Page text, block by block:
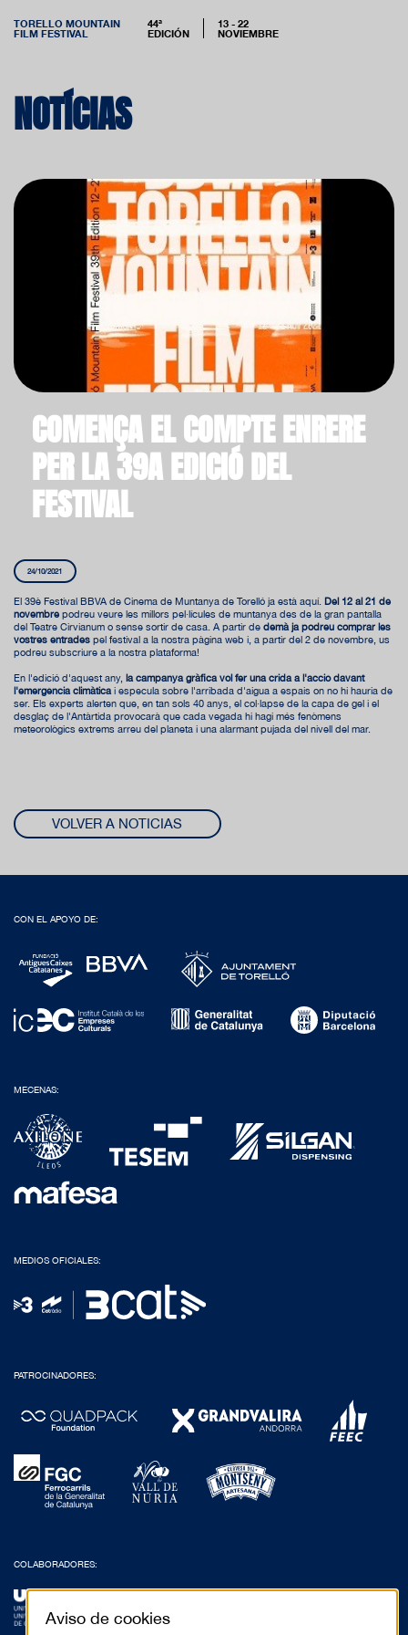
TORELLO MOUNTAIN
FILM FESTIVAL
44ª
EDICIÓN
13 - 22
NOVIEMBRE
NOTÍCIAS
COMENÇA EL COMPTE ENRERE
PER LA 39A EDICIÓ DEL
FESTIVAL
24/10/2021
El 39è Festival BBVA de Cinema de Muntanya de Torelló ja està aquí. Del 12 al 21 de
novembre podreu veure les millors pel·lícules de muntanya des de la gran pantalla
del Teatre Cirvianum o sense sortir de casa. A partir de demà ja podreu comprar les
vostres entrades pel festival a la nostra pàgina web i, a partir del 2 de novembre, us
podreu subscriure a la nostra plataforma!
En l'edició d'aquest any, la campanya gràfica vol fer una crida a l'acció davant
l'emergència climàtica i especula sobre l'arribada d'aigua a espais on no hi hauria de
ser. Els experts alerten que, en tan sols 40 anys, el col·lapse de la capa de gel i el
desglaç de l'Antàrtida provocarà que cada vegada hi hagi més fenòmens
meteorològics extrems arreu del planeta i una alarmant pujada del nivell del mar.
VOLVER A NOTICIAS
CON EL APOYO DE:
MECENAS:
MEDIOS OFICIALES:
PATROCINADORES:
COLABORADORES:
Aviso de cookies